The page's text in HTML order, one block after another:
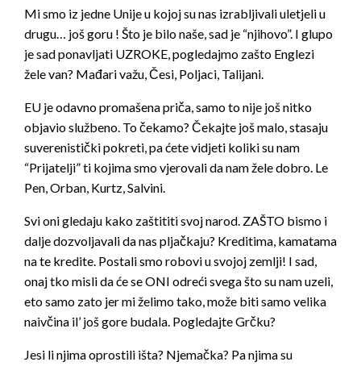
Mi smo iz jedne Unije u kojoj su nas izrabljivali uletjeli u
drugu… još goru ! Što je bilo naše, sad je “njihovo”. I glupo
je sad ponavljati UZROKE, pogledajmo zašto Englezi
žele van? Mađari važu, Česi, Poljaci, Talijani.
EU je odavno promašena priča, samo to nije još nitko
objavio službeno. To čekamo? Čekajte još malo, stasaju
suverenistički pokreti, pa ćete vidjeti koliki su nam
“Prijatelji” ti kojima smo vjerovali da nam žele dobro. Le
Pen, Orban, Kurtz, Salvini.
Svi oni gledaju kako zaštititi svoj narod. ZAŠTO bismo i
dalje dozvoljavali da nas pljačkaju? Kreditima, kamatama
na te kredite. Postali smo robovi u svojoj zemlji! I sad,
onaj tko misli da će se ONI odreći svega što su nam uzeli,
eto samo zato jer mi želimo tako, može biti samo velika
naivčina il’ još gore budala. Pogledajte Grčku?
Jesi li njima oprostili išta? Njemačka? Pa njima su